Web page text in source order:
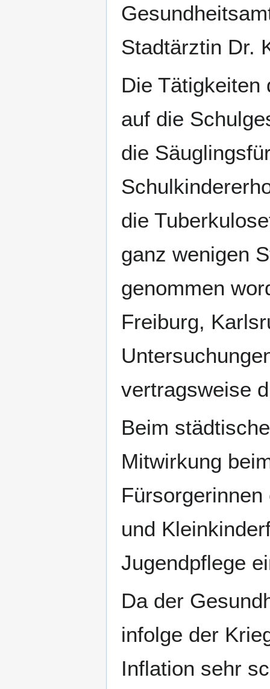
Stadtärztin Dr.
Die Tätigkeiten
auf die
die
die
ganz wenigen
genommen
Freiburg,
vertragsweise
Beim
Mitwirkung
und
Jugendpflege
Da der
infolge der
Inflation sehr